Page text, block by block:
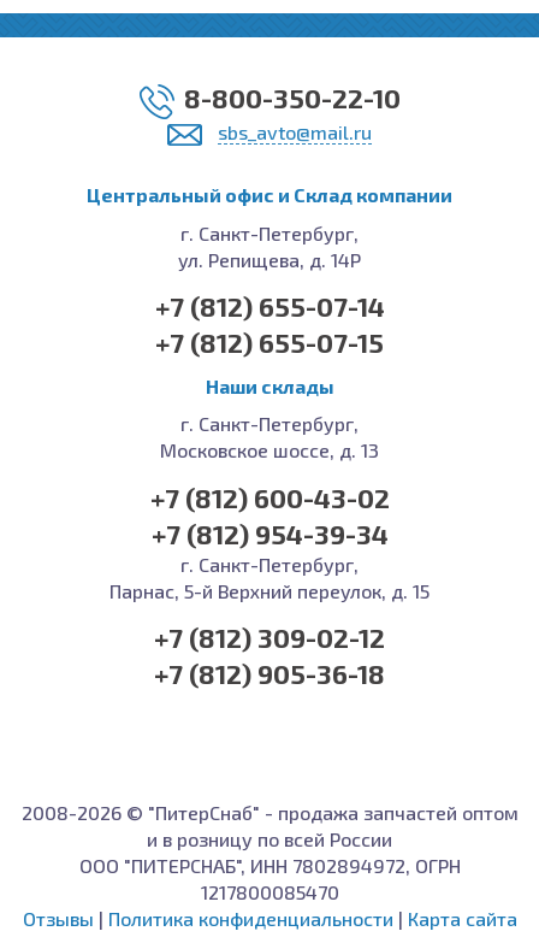
8-800-350-22-10
sbs_avto@mail.ru
Центральный офис и Cклад компании
г. Санкт-Петербург,
ул. Репищева, д. 14Р
+7 (812) 655-07-14
+7 (812) 655-07-15
Наши склады
г. Санкт-Петербург,
Московское шоссе, д. 13
+7 (812) 600-43-02
+7 (812) 954-39-34
г. Санкт-Петербург,
Парнас, 5-й Верхний переулок, д. 15
+7 (812) 309-02-12
+7 (812) 905-36-18
2008-2026 © "ПитерСнаб" - продажа запчастей оптом
и в розницу по всей России
ООО "ПИТЕРСНАБ", ИНН 7802894972, ОГРН
1217800085470
Отзывы | Политика конфиденциальности | Карта сайта